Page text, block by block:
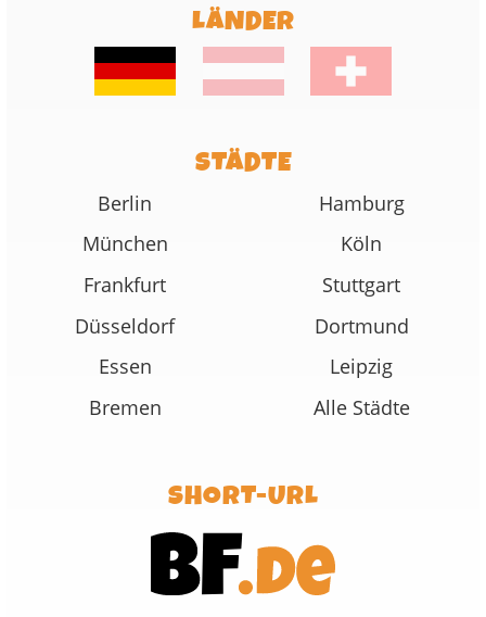
LÄNDER
STÄDTE
Berlin
Hamburg
München
Köln
Frankfurt
Stuttgart
Düsseldorf
Dortmund
Essen
Leipzig
Bremen
Alle Städte
SHORT-URL